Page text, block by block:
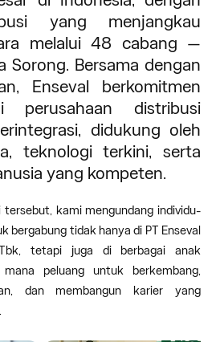
yang menjangkau
melalui 48 cabang —
Sorong. Bersama dengan
Enseval berkomitmen
perusahaan distribusi
didukung oleh
teknologi terkini, serta
yang kompeten.
tersebut, kami mengundang individu-
bergabung tidak hanya di PT Enseval
tetapi juga di berbagai anak
peluang untuk berkembang,
dan membangun karier yang